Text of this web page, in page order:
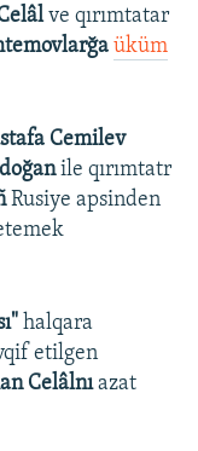
ve qırımtatar
üküm
Cemilev
ile qırımtatr
Rusiye apsinden
halqara
etilgen
Celâlnıazat